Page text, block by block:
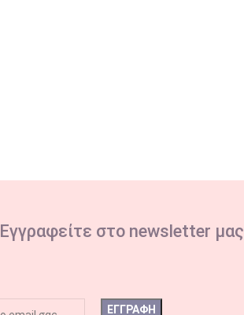
Εγγραφείτε στο newsletter μας